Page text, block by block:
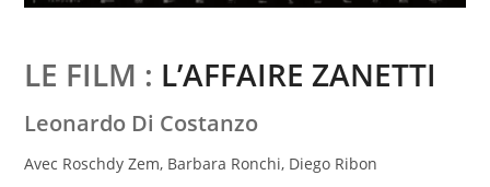
LE FILM : L’AFFAIRE ZANETTI
Leonardo Di Costanzo
Avec Roschdy Zem, Barbara Ronchi, Diego Ribon